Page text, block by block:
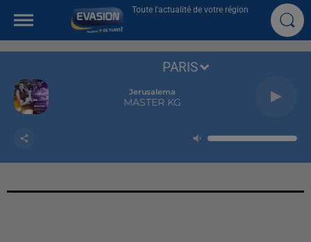
Toute l'actualité de votre région
Jerusalema
MASTER KG
PARIS